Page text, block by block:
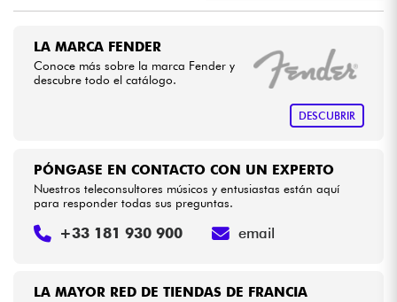
Niños
Cables & Acces.
Ver nuestras marcas
LA MARCA FENDER
Conoce más sobre la marca Fender y
descubre todo el catálogo.
DESCUBRIR
LA MAYOR RED DE TIENDAS DE FRANCIA
PÓNGASE EN CONTACTO CON UN EXPERTO
Nuestros teleconsultores músicos y entusiastas están aquí
para responder todas sus preguntas.
+33 181 930 900 email